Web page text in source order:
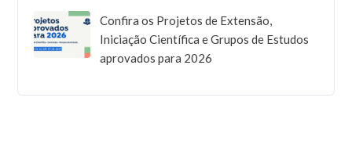
Confira os Projetos de Extensão,
Iniciação Científica e Grupos de Estudos
aprovados para 2026